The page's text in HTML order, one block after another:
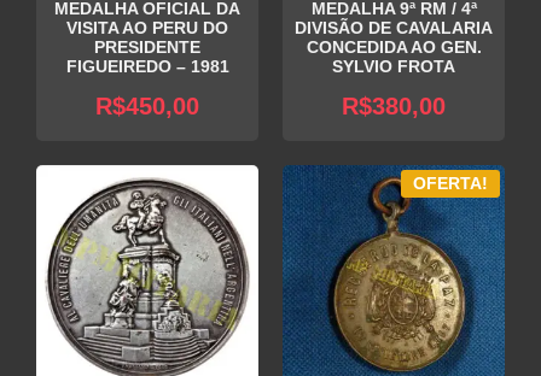
MEDALHA OFICIAL DA
VISITA AO PERU DO
PRESIDENTE
FIGUEIREDO – 1981
R$450,00
MEDALHA 9ª RM / 4ª
DIVISÃO DE CAVALARIA
CONCEDIDA AO GEN.
SYLVIO FROTA
R$380,00
OFERTA!